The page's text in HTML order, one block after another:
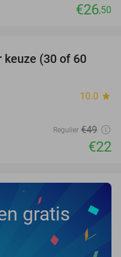
€26,50
55%
keuze (30 of 60
10.0 star
Regulier €49
€22
gratis